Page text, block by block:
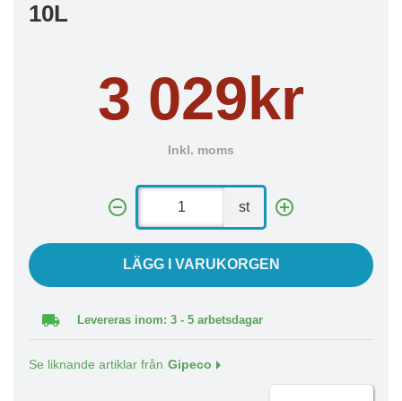
10L
3 029kr
Inkl. moms
st
LÄGG I VARUKORGEN
Levereras inom: 3 - 5 arbetsdagar
Se liknande artiklar från Gipeco